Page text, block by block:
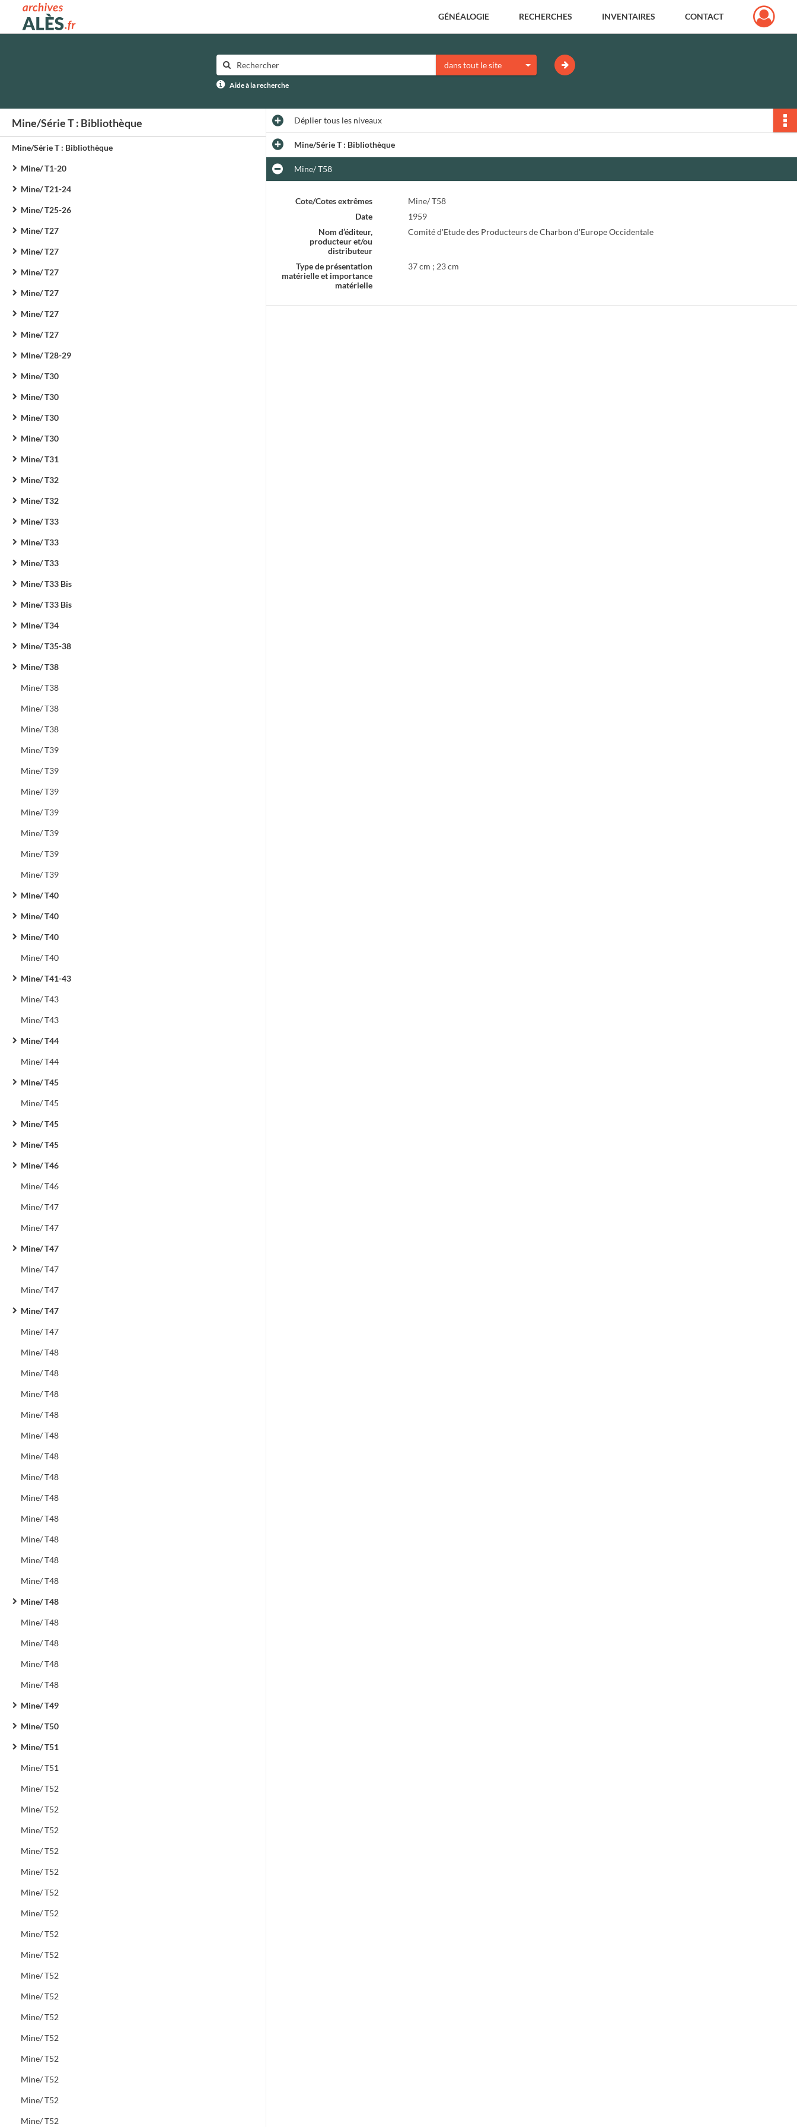
Archives municipales d'Alès GÉNÉALOGIE RECHERCHES INVENTAIRES CONTACT
dans tout le site
Aide à la recherche
Mine/Série T : Bibliothèque
Mine/Série T : Bibliothèque
Mine/ T1-20
Mine/ T21-24
Mine/ T25-26
Mine/ T27
Mine/ T27
Mine/ T27
Mine/ T27
Mine/ T27
Mine/ T27
Mine/ T28-29
Mine/ T30
Mine/ T30
Mine/ T30
Mine/ T30
Mine/ T31
Mine/ T32
Mine/ T32
Mine/ T33
Mine/ T33
Mine/ T33
Mine/ T33 Bis
Mine/ T33 Bis
Mine/ T34
Mine/ T35-38
Mine/ T38
Mine/ T38
Mine/ T38
Mine/ T38
Mine/ T39
Mine/ T39
Mine/ T39
Mine/ T39
Mine/ T39
Mine/ T39
Mine/ T39
Mine/ T40
Mine/ T40
Mine/ T40
Mine/ T40
Mine/ T41-43
Mine/ T43
Mine/ T43
Mine/ T44
Mine/ T44
Mine/ T45
Mine/ T45
Mine/ T45
Mine/ T45
Mine/ T46
Mine/ T46
Mine/ T47
Mine/ T47
Mine/ T47
Mine/ T47
Mine/ T47
Mine/ T47
Mine/ T47
Mine/ T48
Mine/ T48
Mine/ T48
Mine/ T48
Mine/ T48
Mine/ T48
Mine/ T48
Mine/ T48
Mine/ T48
Mine/ T48
Mine/ T48
Mine/ T48
Mine/ T48
Mine/ T48
Mine/ T48
Mine/ T48
Mine/ T48
Mine/ T49
Mine/ T50
Mine/ T51
Mine/ T51
Mine/ T52
Mine/ T52
Mine/ T52
Mine/ T52
Mine/ T52
Mine/ T52
Mine/ T52
Mine/ T52
Mine/ T52
Mine/ T52
Mine/ T52
Mine/ T52
Mine/ T52
Mine/ T52
Mine/ T52
Mine/ T52
Mine/ T52
Dépliertous les niveaux
Mine/Série T : Bibliothèque
Mine/ T58
Cote/Cotes extrêmes
Mine/ T58
Date
1959
Nom d’éditeur,
producteur et/ou
distributeur
Comité d'Etude des Producteurs de Charbon d'Europe Occidentale
Type de présentation
matérielle et importance
matérielle
37 cm ; 23 cm